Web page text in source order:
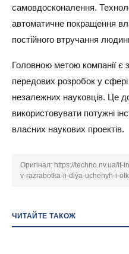
самовдосконалення.
автоматичне покращення
постійного втручання
Головною метою компанії є
передових розробок у
незалежних науковців. Це
використовувати потужні
власних наукових проектів.
Оригінал: https://techno.nv.ua/
v-razrabotka-ii-dlya-uchenyh-i-
ЧИТАЙТЕ ТАКОЖ